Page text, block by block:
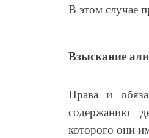
В этом случае
Взыскание
Права и
содержанию
которого они